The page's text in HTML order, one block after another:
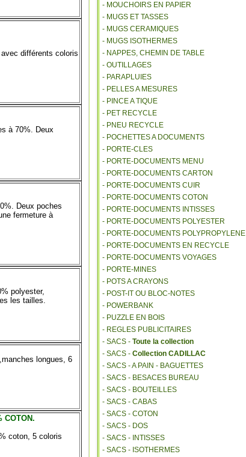
différents coloris
à 70%. Deux
Deux poches
fermeture à
polyester,
les tailles.
longues, 6
COTON.
coton, 5 coloris
- MOUCHOIRS EN PAPIER
- MUGS ET TASSES
- MUGS CERAMIQUES
- MUGS ISOTHERMES
- NAPPES, CHEMIN DE TABLE
- OUTILLAGES
- PARAPLUIES
- PELLES A MESURES
- PINCE A TIQUE
- PET RECYCLE
- PNEU RECYCLE
- POCHETTES A DOCUMENTS
- PORTE-CLES
- PORTE-DOCUMENTS MENU
- PORTE-DOCUMENTS CARTON
- PORTE-DOCUMENTS CUIR
- PORTE-DOCUMENTS COTON
- PORTE-DOCUMENTS INTISSES
- PORTE-DOCUMENTS POLYESTER
- PORTE-DOCUMENTS POLYPROPYLENE
- PORTE-DOCUMENTS EN RECYCLE
- PORTE-DOCUMENTS VOYAGES
- PORTE-MINES
- POTS A CRAYONS
- POST-IT OU BLOC-NOTES
- POWERBANK
- PUZZLE EN BOIS
- REGLES PUBLICITAIRES
- SACS - Toute la collection
- SACS - Collection CADILLAC
- SACS - A PAIN - BAGUETTES
- SACS - BESACES BUREAU
- SACS - BOUTEILLES
- SACS - CABAS
- SACS - COTON
- SACS - DOS
- SACS - INTISSES
- SACS - ISOTHERMES